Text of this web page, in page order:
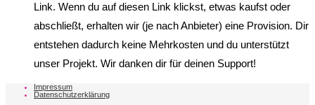
Link. Wenn du auf diesen Link klickst, etwas kaufst oder
abschließt, erhalten wir (je nach Anbieter) eine Provision. Dir
entstehen dadurch keine Mehrkosten und du unterstützt
unser Projekt. Wir danken dir für deinen Support!
Impressum
Datenschutzerklärung